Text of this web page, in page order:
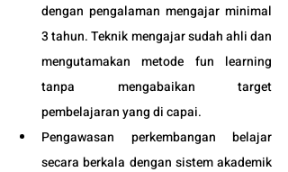
dengan pengalaman mengajar minimal
3 tahun. Teknik mengajar sudah ahli dan
mengutamakan metode fun learning
tanpa mengabaikan target
pembelajaran yang di capai.
Pengawasan perkembangan belajar
secara berkala dengan sistem akademik